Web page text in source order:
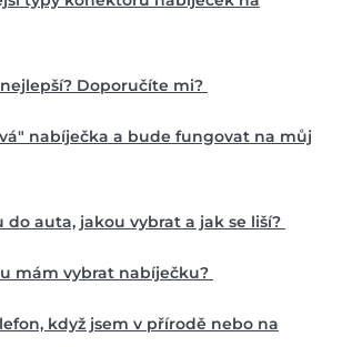
Doporučíte mi?
nabíječka a bude fungovat na můj
auta, jakou vybrat a jak se liší?
mám vybrat nabíječku?
když jsem v přírodě nebo na